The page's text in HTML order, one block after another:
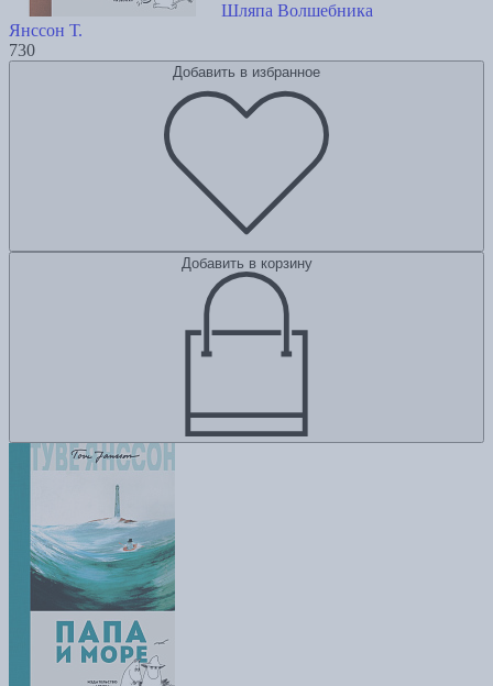
Шляпа Волшебника
Янссон Т.
730
Добавить в избранное
Добавить в корзину